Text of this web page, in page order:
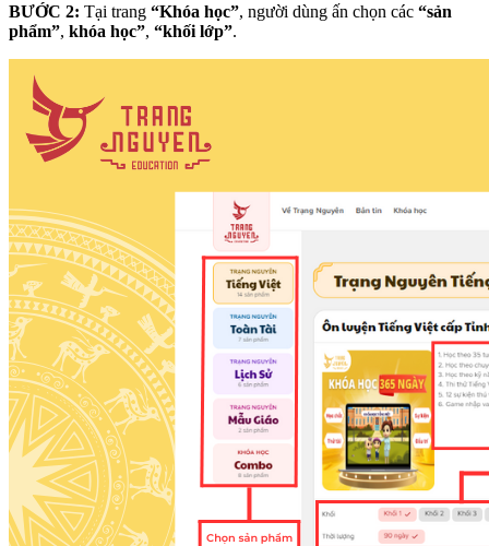
BƯỚC 2: Tại trang “Khóa học”, người dùng ấn chọn các “sản
phẩm”, khóa học”, “khối lớp”.